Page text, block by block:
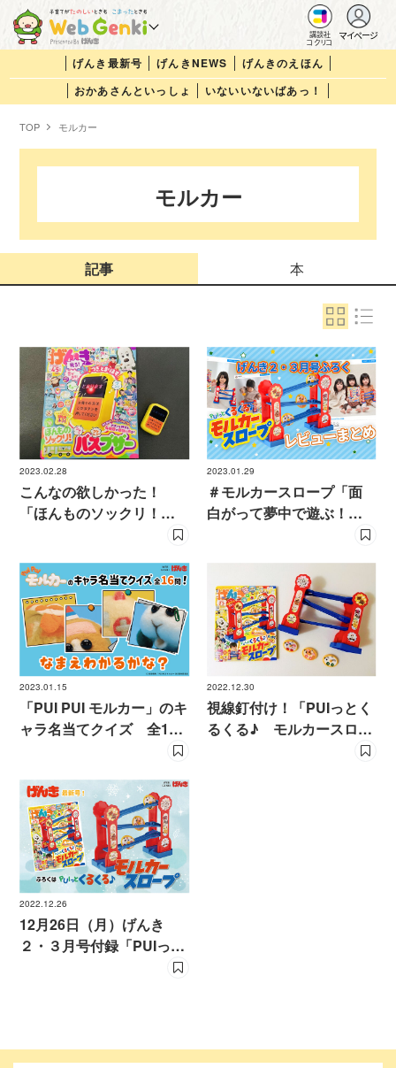
講談社
コクリコ
マイページ
げんき最新号 げんきNEWS
げんきのえほん
おかあさんといっしょ
いないいないばあっ！
TOP モルカー
モルカー
記事 本
2023.02.28
こんなの欲しかった！
「ほんものソックリ！
バスブザー」をいち早く
2023.01.29
＃モルカースロープ「面
白がって夢中で遊ぶ！」
2023.01.15
「PUI PUI モルカー」のキ
ャラ名当てクイズ 全16
問！ 名前わかるかな？
2022.12.30
視線釘付け！「PUIっとく
るくる♪ モルカースロー
2022.12.26
12月26日（月）げんき
２・３月号付録「PUIっと
くるくる♪ モルカースロ